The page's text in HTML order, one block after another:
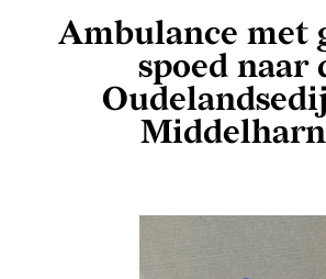
Ambulance met
spoed naar